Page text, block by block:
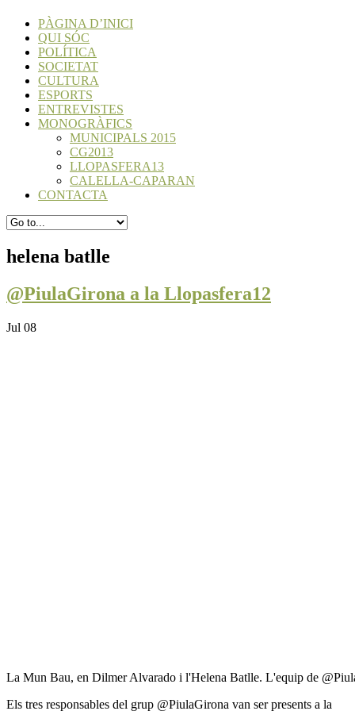
PÀGINA D’INICI
QUI SÓC
POLÍTICA
SOCIETAT
CULTURA
ESPORTS
ENTREVISTES
MONOGRÀFICS
MUNICIPALS 2015
CG2013
LLOPASFERA13
CALELLA-CAPARAN
CONTACTA
helena batlle
@PiulaGirona a la Llopasfera12
Jul 08
La Mun Bau, en Dilmer Alvarado i l'Helena Batlle. L'equip de
Els tres responsables del grup @PiulaGirona van ser presents a la